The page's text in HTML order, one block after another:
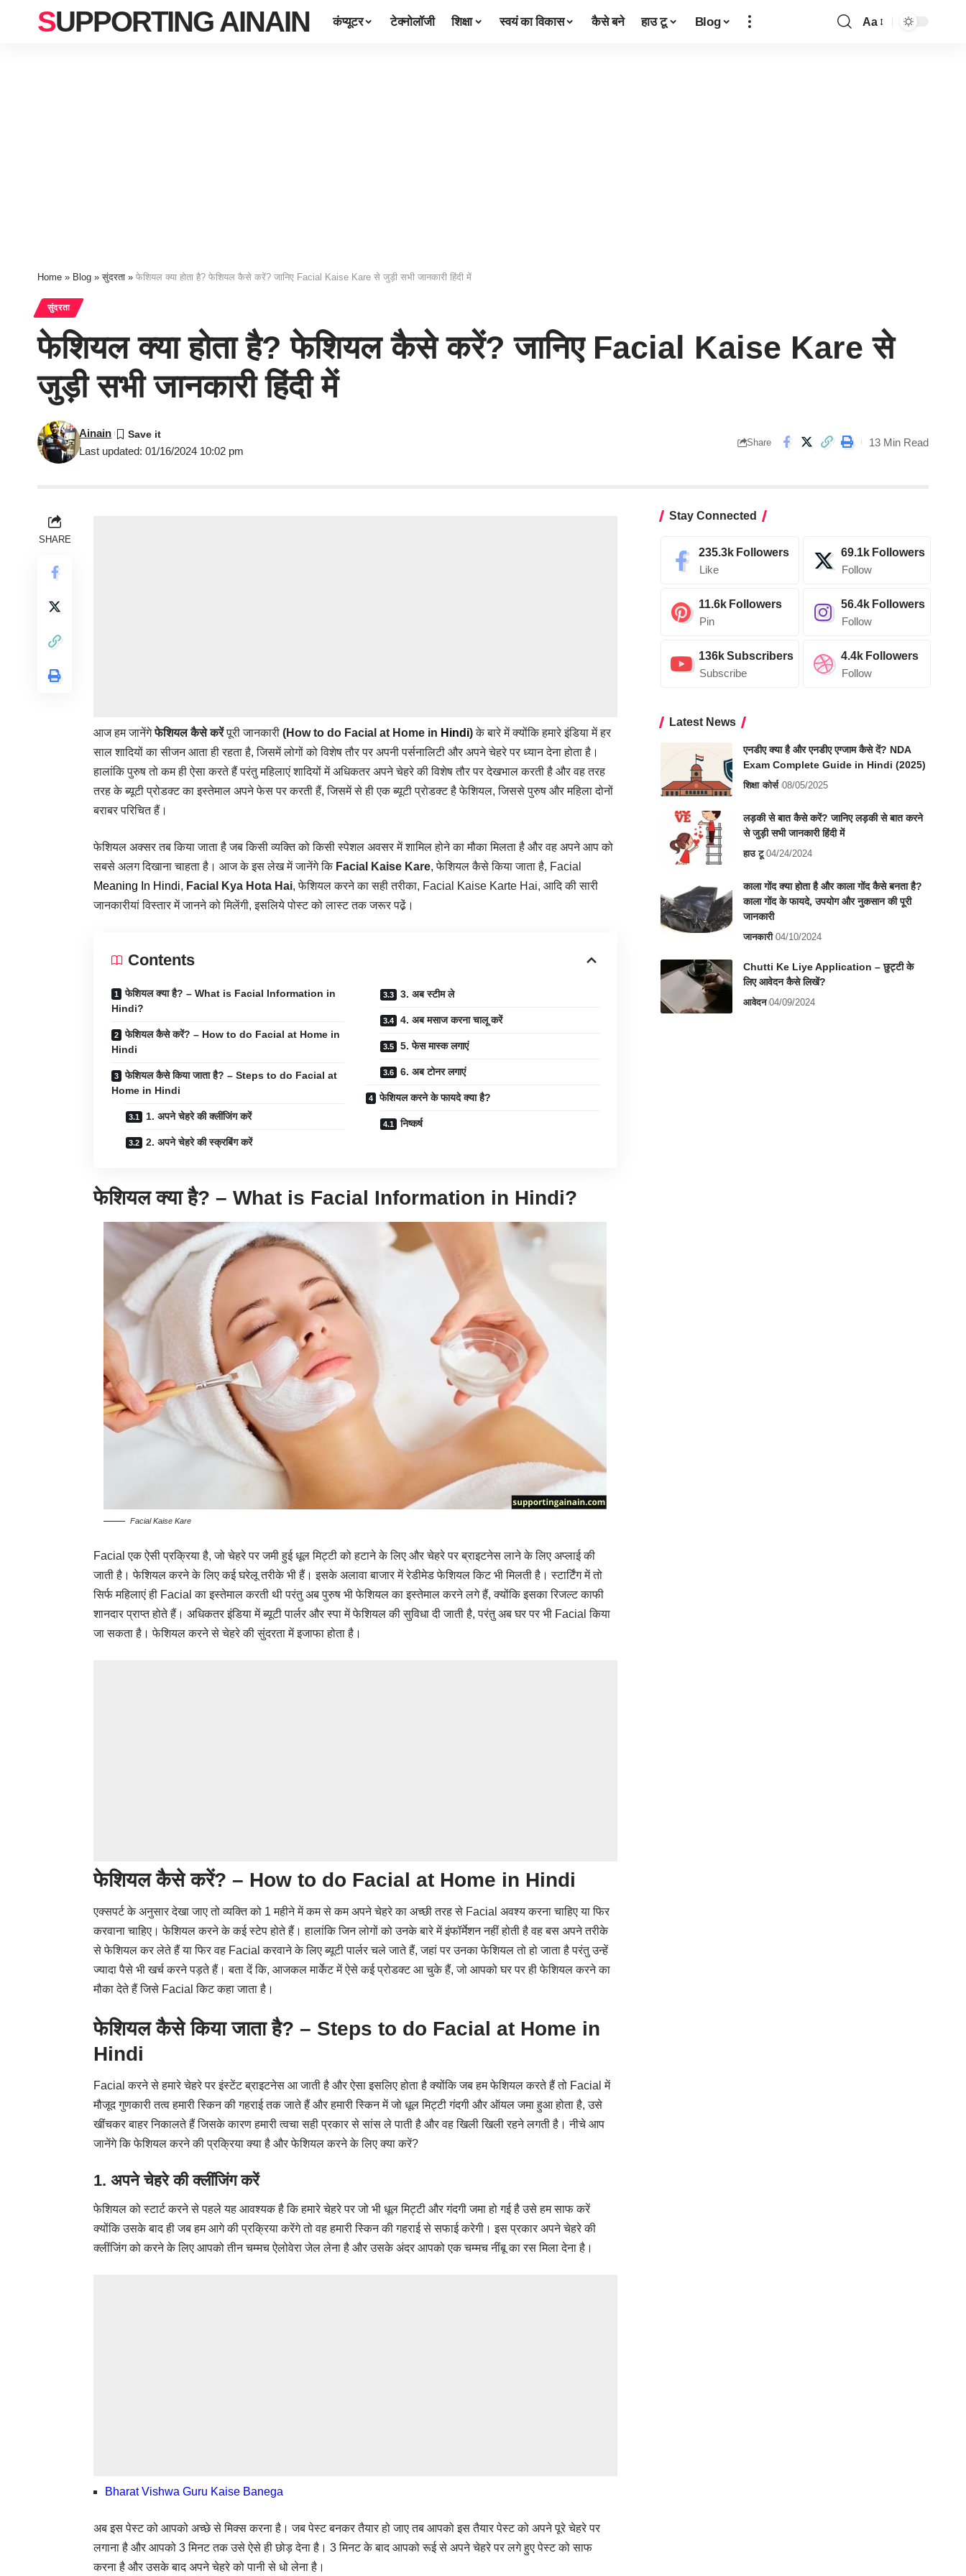
SUPPORTING AINAIN कंप्यूटर टेक्नोलॉजी शिक्षा स्वयं का विकास कैसे बने हाउ टू Blog Aa
Home » Blog »सुंदरता » फेशियल क्या होता है? फेशियल कैसे करें? जानिए Facial Kaise Kare से जुड़ी सभी जानकारी हिंदी में
सुंदरता
फेशियल क्या होता है? फेशियल कैसे करें? जानिए Facial Kaise Kare से
जुड़ी सभी जानकारी हिंदी में
Last updated: 01/16/2024 10:02 pm
Ainain
Share 13 Min Read
SHARE
आज हम जानेंगेफेशियल कैसे करेंपूरी जानकारी (How to do Facial at Home in Hindi)के बारे में क्योंकि हमारे इंडिया में हर
साल शादियों का सीजन आता ही रहता है, जिसमें लोगों को विशेष तौर पर अपनी पर्सनालिटी और अपने चेहरे पर ध्यान देना होता है।
हालांकि पुरुष तो कम ही ऐसा करते हैं परंतु महिलाएं शादियों में अधिकतर अपने चेहरे की विशेष तौर पर देखभाल करती है और वह तरह
तरह के ब्यूटी प्रोडक्ट का इस्तेमाल अपने फेस पर करती हैं, जिसमें से ही एक ब्यूटी प्रोडक्ट है फेशियल, जिससे पुरुष और महिला दोनों
बराबर परिचित हैं।
फेशियल अक्सर तब किया जाता है जब किसी व्यक्ति को किसी स्पेशल अवसर में शामिल होने का मौका मिलता है और वह अपने आप को
सबसे अलग दिखाना चाहता है। आज के इस लेख में जानेंगे कि Facial Kaise Kare, फेशियल कैसे किया जाता है, Facial
Meaning In Hindi, Facial Kya Hota Hai, फेशियल करने का सही तरीका, Facial Kaise Karte Hai, आदि की सारी
जानकारीयां विस्तार में जानने को मिलेंगी, इसलिये पोस्ट को लास्ट तक जरूर पढे़ं।
Contents
फेशियल क्या है? – What is Facial Information in
Hindi?
फेशियल कैसे करें? – How to do Facial at Home in
Hindi
फेशियल कैसे किया जाता है? – Steps to do Facial at
Home in Hindi
1. अपने चेहरे की क्लींजिंग करें
2. अपने चेहरे की स्क्रबिंग करें
3. अब स्टीम ले
4. अब मसाज करना चालू करें
5. फेस मास्क लगाएं
6. अब टोनर लगाएं
फेशियल करने के फायदे क्या है?
निष्कर्ष
फेशियल क्या है? – What is Facial Information in Hindi?
Facial Kaise Kare
Facial एक ऐसी प्रक्रिया है, जो चेहरे पर जमी हुई धूल मिट्टी को हटाने के लिए और चेहरे पर ब्राइटनेस लाने के लिए अप्लाई की
जाती है। फेशियल करने के लिए कई घरेलू तरीके भी हैं। इसके अलावा बाजार में रेडीमेड फेशियल किट भी मिलती है। स्टार्टिंग में तो
सिर्फ महिलाएं ही Facial का इस्तेमाल करती थी परंतु अब पुरुष भी फेशियल का इस्तेमाल करने लगे हैं, क्योंकि इसका रिजल्ट काफी
शानदार प्राप्त होते हैं। अधिकतर इंडिया में ब्यूटी पार्लर और स्पा में फेशियल की सुविधा दी जाती है, परंतु अब घर पर भी Facial किया
जा सकता है। फेशियल करने से चेहरे की सुंदरता में इजाफा होता है।
फेशियल कैसे करें? – How to do Facial at Home in Hindi
एक्सपर्ट के अनुसार देखा जाए तो व्यक्ति को 1 महीने में कम से कम अपने चेहरे का अच्छी तरह से Facial अवश्य करना चाहिए या फिर
करवाना चाहिए। फेशियल करने के कई स्टेप होते हैं। हालांकि जिन लोगों को उनके बारे में इंफॉर्मेशन नहीं होती है वह बस अपने तरीके
से फेशियल कर लेते हैं या फिर वह Facial करवाने के लिए ब्यूटी पार्लर चले जाते हैं, जहां पर उनका फेशियल तो हो जाता है परंतु उन्हें
ज्यादा पैसे भी खर्च करने पड़ते हैं। बता दें कि, आजकल मार्केट में ऐसे कई प्रोडक्ट आ चुके हैं, जो आपको घर पर ही फेशियल करने का
मौका देते हैं जिसे Facial किट कहा जाता है।
फेशियल कैसे किया जाता है? – Steps to do Facial at Home in
Hindi
Facial करने से हमारे चेहरे पर इंस्टेंट ब्राइटनेस आ जाती है और ऐसा इसलिए होता है क्योंकि जब हम फेशियल करते हैं तो Facial में
मौजूद गुणकारी तत्व हमारी स्किन की गहराई तक जाते हैं और हमारी स्किन में जो धूल मिट्टी गंदगी और ऑयल जमा हुआ होता है, उसे
खींचकर बाहर निकालते हैं जिसके कारण हमारी त्वचा सही प्रकार से सांस ले पाती है और वह खिली खिली रहने लगती है। नीचे आप
जानेंगे कि फेशियल करने की प्रक्रिया क्या है‌ और फेशियल करने के लिए क्या करें?
1. अपने चेहरे की क्लींजिंग करें
फेशियल को स्टार्ट करने से पहले यह आवश्यक है कि हमारे चेहरे पर जो भी धूल मिट्टी और गंदगी जमा हो गई है उसे हम साफ करें
क्योंकि उसके बाद ही जब हम आगे की प्रक्रिया करेंगे तो वह हमारी स्किन की गहराई से सफाई करेगी। इस प्रकार अपने चेहरे की
क्लींजिंग को करने के लिए आपको तीन चम्मच ऐलोवेरा जेल लेना है और उसके अंदर आपको एक चम्मच नींबू का रस मिला देना है।
Bharat Vishwa Guru Kaise Banega
अब इस पेस्ट को आपको अच्छे से मिक्स करना है। जब पेस्ट बनकर तैयार हो जाए तब आपको इस तैयार पेस्ट को अपने पूरे चेहरे पर
लगाना है और आपको 3 मिनट तक उसे ऐसे ही छोड़ देना है। 3 मिनट के बाद आपको रूई से अपने चेहरे पर लगे हुए पेस्ट को साफ
करना है और उसके बाद अपने चेहरे को पानी से धो लेना है।
Stay Connected
235.3k Followers
Like
69.1k Followers
Follow
11.6k Followers
Pin
56.4k Followers
Follow
136kSubscribers
Subscribe
4.4k Followers
Follow
Latest News
एनडीए क्या है और एनडीए एग्जाम कैसे दें? NDA
Exam Complete Guide in Hindi (2025)
शिक्षा कोर्स 08/05/2025
लड़की से बात कैसे करें? जानिए लड़की से बात करने
से जुड़ी सभी जानकारी हिंदी में
हाउ टू 04/24/2024
काला गोंद क्या होता है और काला गोंद कैसे बनता है?
काला गोंद के फायदे, उपयोग और नुकसान की पूरी
जानकारी
जानकारी 04/10/2024
Chutti Ke Liye Application – छुट्टी के
लिए आवेदन कैसे लिखें?
आवेदन 04/09/2024